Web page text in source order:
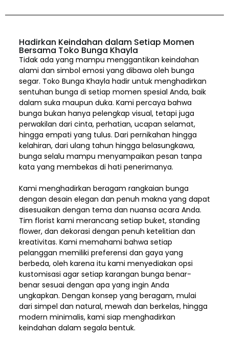
Hadirkan Keindahan dalam Setiap Momen
Bersama Toko Bunga Khayla
Tidak ada yang mampu menggantikan keindahan
alami dan simbol emosi yang dibawa oleh bunga
segar. Toko Bunga Khayla hadir untuk menghadirkan
sentuhan bunga di setiap momen spesial Anda, baik
dalam suka maupun duka. Kami percaya bahwa
bunga bukan hanya pelengkap visual, tetapi juga
perwakilan dari cinta, perhatian, ucapan selamat,
hingga empati yang tulus. Dari pernikahan hingga
kelahiran, dari ulang tahun hingga belasungkawa,
bunga selalu mampu menyampaikan pesan tanpa
kata yang membekas di hati penerimanya.
Kami menghadirkan beragam rangkaian bunga
dengan desain elegan dan penuh makna yang dapat
disesuaikan dengan tema dan nuansa acara Anda.
Tim florist kami merancang setiap buket, standing
flower, dan dekorasi dengan penuh ketelitian dan
kreativitas. Kami memahami bahwa setiap
pelanggan memiliki preferensi dan gaya yang
berbeda, oleh karena itu kami menyediakan opsi
kustomisasi agar setiap karangan bunga benar-
benar sesuai dengan apa yang ingin Anda
ungkapkan. Dengan konsep yang beragam, mulai
dari simpel dan natural, mewah dan berkelas, hingga
modern minimalis, kami siap menghadirkan
keindahan dalam segala bentuk.